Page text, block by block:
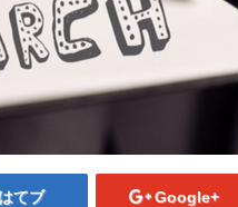
はてブ Google+